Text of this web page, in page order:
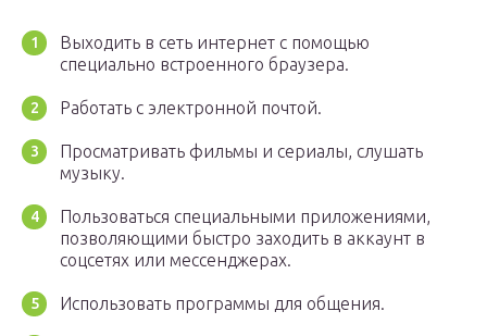
Выходить в сеть интернет с помощью
специально встроенного браузера.
Работать с электронной почтой.
Просматривать фильмы и сериалы, слушать
музыку.
Пользоваться специальными приложениями,
позволяющими быстро заходить в аккаунт в
соцсетях или мессенджерах.
Использовать программы для общения.